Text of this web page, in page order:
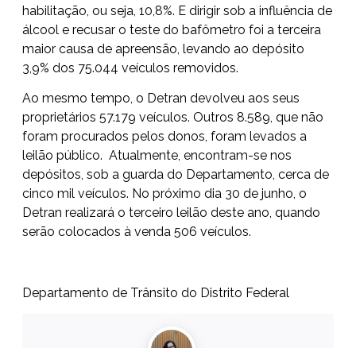
habilitação, ou seja, 10,8%. E dirigir sob a influência de
álcool e recusar o teste do bafômetro foi a terceira
maior causa de apreensão, levando ao depósito
3,9% dos 75.044 veículos removidos.
Ao mesmo tempo, o Detran devolveu aos seus
proprietários 57.179 veículos. Outros 8.589, que não
foram procurados pelos donos, foram levados a
leilão público. Atualmente, encontram-se nos
depósitos, sob a guarda do Departamento, cerca de
cinco mil veículos. No próximo dia 30 de junho, o
Detran realizará o terceiro leilão deste ano, quando
serão colocados à venda 506 veículos.
Departamento de Trânsito do Distrito Federal